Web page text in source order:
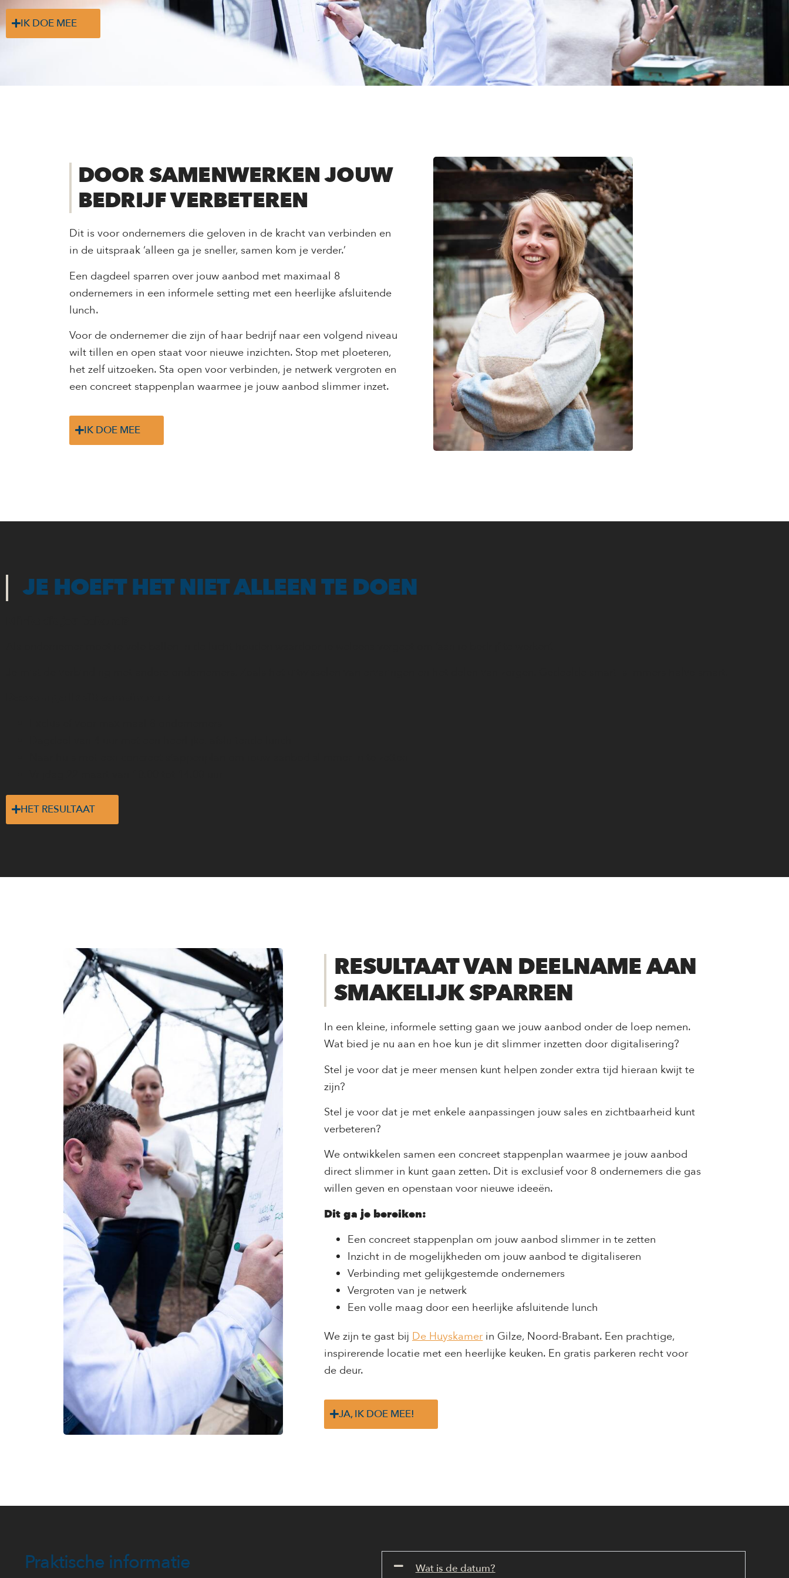
IK DOE MEE
DOOR SAMENWERKEN JOUW
BEDRIJF VERBETEREN
Dit is voor ondernemers die geloven in de kracht van verbinden en
in de uitspraak ‘alleen ga je sneller, samen kom je verder.’
Een dagdeel sparren over jouw aanbod met maximaal 8
ondernemers in een informele setting met een heerlijke afsluitende
lunch.
Voor de ondernemer die zijn of haar bedrijf naar een volgend niveau
wilt tillen en open staat voor nieuwe inzichten. Stop met ploeteren,
het zelf uitzoeken. Sta open voor verbinden, je netwerk vergroten en
een concreet stappenplan waarmee je jouw aanbod slimmer inzet.
IK DOE MEE
JE HOEFT HET NIET ALLEEN TE DOEN
HET RESULTAAT
RESULTAAT VAN DEELNAME AAN
SMAKELIJK SPARREN
In een kleine, informele setting gaan we jouw aanbod onder de loep nemen.
Wat bied je nu aan en hoe kun je dit slimmer inzetten door digitalisering?
Stel je voor dat je meer mensen kunt helpen zonder extra tijd hieraan kwijt te
zijn?
Stel je voor dat je met enkele aanpassingen jouw sales en zichtbaarheid kunt
verbeteren?
We ontwikkelen samen een concreet stappenplan waarmee je jouw aanbod
direct slimmer in kunt gaan zetten. Dit is exclusief voor 8 ondernemers die gas
willen geven en openstaan voor nieuwe ideeën.
Dit ga je bereiken:
Een concreet stappenplan om jouw aanbod slimmer in te zetten
Inzicht in de mogelijkheden om jouw aanbod te digitaliseren
Verbinding met gelijkgestemde ondernemers
Vergroten van je netwerk
Een volle maag door een heerlijke afsluitende lunch
We zijn te gast bijDe Huyskamerin Gilze, Noord-Brabant. Een prachtige,
inspirerende locatie met een heerlijke keuken. En gratis parkeren recht voor
de deur.
JA, IK DOE MEE!
Praktische informatie Wat is de datum?